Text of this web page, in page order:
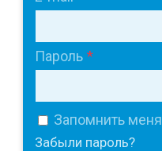
Пароль
Запомнить меня
Забыли пароль?